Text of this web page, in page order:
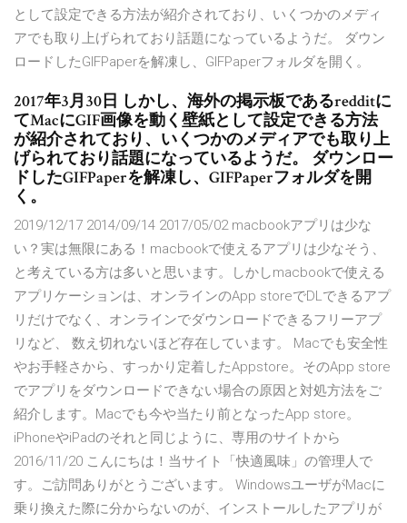
として設定できる方法が紹介されており、いくつかのメディ
アでも取り上げられており話題になっているようだ。 ダウン
ロードしたGIFPaperを解凍し、GIFPaperフォルダを開く。
2017年3月30日 しかし、海外の掲示板であるredditに
てMacにGIF画像を動く壁紙として設定できる方法
が紹介されており、いくつかのメディアでも取り上
げられており話題になっているようだ。 ダウンロー
ドしたGIFPaperを解凍し、GIFPaperフォルダを開
く。
2019/12/17 2014/09/14 2017/05/02 macbookアプリは少な
い？実は無限にある！macbookで使えるアプリは少なそう、
と考えている方は多いと思います。しかしmacbookで使える
アプリケーションは、オンラインのApp storeでDLできるアプ
リだけでなく、オンラインでダウンロードできるフリーアプ
リなど、 数え切れないほど存在しています。 Macでも安全性
やお手軽さから、すっかり定着したAppstore。そのApp store
でアプリをダウンロードできない場合の原因と対処方法をご
紹介します。Macでも今や当たり前となったApp store。
iPhoneやiPadのそれと同じように、専用のサイトから
2016/11/20 こんにちは！当サイト「快適風味」の管理人で
す。ご訪問ありがとうございます。 WindowsユーザがMacに
乗り換えた際に分からないのが、インストールしたアプリが